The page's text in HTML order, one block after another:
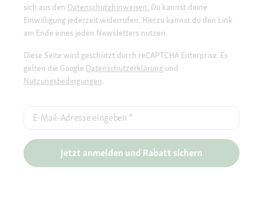
sich aus den Datenschutzhinweisen. Du kannst deine
Einwilligung jederzeit widerrufen. Hierzu kannst du den Link
am Ende eines jeden Newsletters nutzen.
Diese Seite wird geschützt durch reCAPTCHA Enterprise. Es
gelten die Google Datenschutzerklärung und
Nutzungsbedingungen.
E-Mail-Adresse eingeben *
Jetzt anmelden und Rabatt sichern